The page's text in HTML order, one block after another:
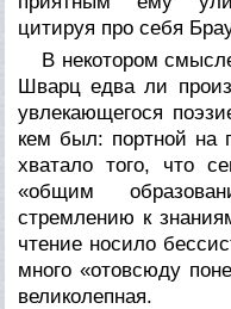
цитируя про себя
В некотором
Шварц едва ли
увлекающегося
кем был: портной на
хватало того, что
«общим
стремлению к
чтение носило
много «отовсюду
великолепная.